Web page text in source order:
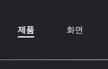
제품 화면